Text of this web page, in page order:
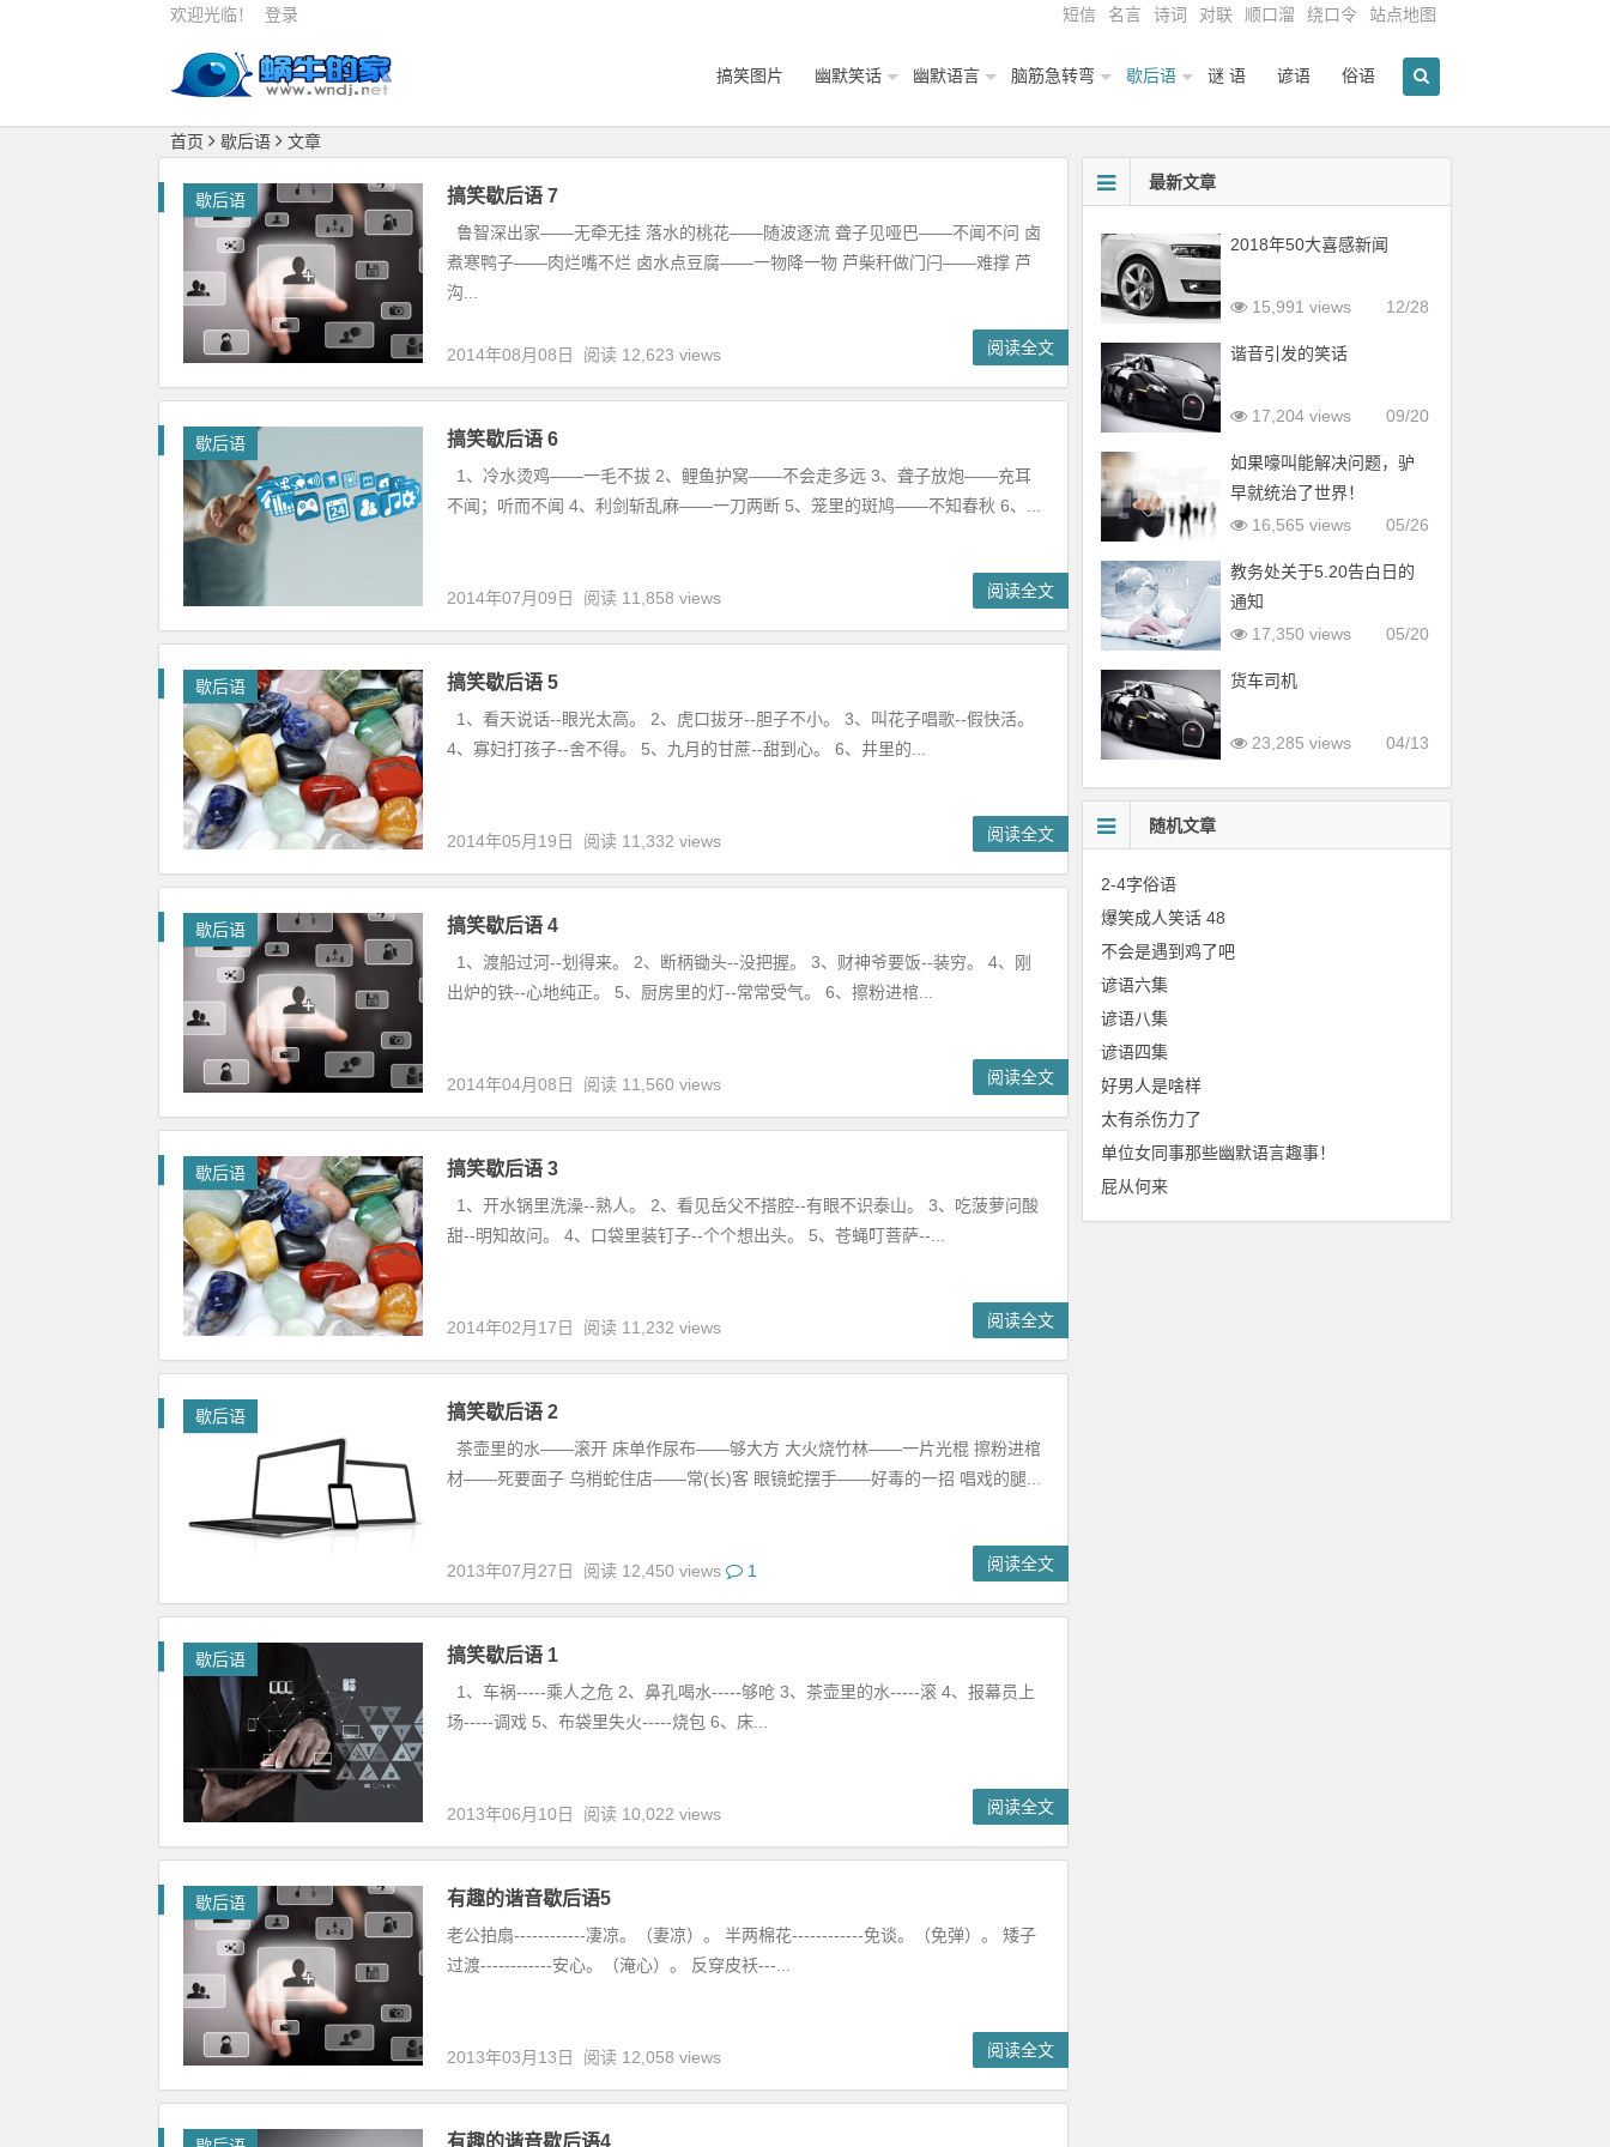
欢迎光临！ 登录 短信 名言 诗词 对联 顺口溜 绕口令 站点地图
搞笑图片 幽默笑话 幽默语言 脑筋急转弯 歇后语 谜 语 谚语 俗语
首页 歇后语 文章
歇后语 搞笑歇后语 7
鲁智深出家——无牵无挂 落水的桃花——随波逐流 聋子见哑巴——不闻不问 卤
煮寒鸭子——肉烂嘴不烂 卤水点豆腐——一物降一物 芦柴秆做门闩——难撑 芦
沟...
2014年08月08日 阅读 12,623 views 阅读全文
歇后语 搞笑歇后语 6
1、冷水烫鸡——一毛不拔 2、鲤鱼护窝——不会走多远 3、聋子放炮——充耳
不闻；听而不闻 4、利剑斩乱麻——一刀两断 5、笼里的斑鸠——不知春秋 6、...
2014年07月09日 阅读 11,858 views 阅读全文
歇后语 搞笑歇后语 5
1、看天说话--眼光太高。 2、虎口拔牙--胆子不小。 3、叫花子唱歌--假快活。
4、寡妇打孩子--舍不得。 5、九月的甘蔗--甜到心。 6、井里的...
2014年05月19日 阅读 11,332 views 阅读全文
歇后语 搞笑歇后语 4
1、渡船过河--划得来。 2、断柄锄头--没把握。 3、财神爷要饭--装穷。 4、刚
出炉的铁--心地纯正。 5、厨房里的灯--常常受气。 6、擦粉进棺...
2014年04月08日 阅读 11,560 views 阅读全文
歇后语 搞笑歇后语 3
1、开水锅里洗澡--熟人。 2、看见岳父不搭腔--有眼不识泰山。 3、吃菠萝问酸
甜--明知故问。 4、口袋里装钉子--个个想出头。 5、苍蝇叮菩萨--...
2014年02月17日 阅读 11,232 views 阅读全文
歇后语 搞笑歇后语 2
茶壶里的水——滚开 床单作尿布——够大方 大火烧竹林——一片光棍 擦粉进棺
材——死要面子 乌梢蛇住店——常(长)客 眼镜蛇摆手——好毒的一招 唱戏的腿...
2013年07月27日 阅读 12,450 views 1 阅读全文
歇后语 搞笑歇后语 1
1、车祸-----乘人之危 2、鼻孔喝水-----够呛 3、茶壶里的水-----滚 4、报幕员上
场-----调戏 5、布袋里失火-----烧包 6、床...
2013年06月10日 阅读 10,022 views 阅读全文
歇后语 有趣的谐音歇后语5
老公拍扇------------凄凉。（妻凉）。 半两棉花------------免谈。（免弹）。 矮子
过渡------------安心。（淹心）。 反穿皮袄---...
2013年03月13日 阅读 12,058 views 阅读全文
有趣的谐音歇后语4
最新文章
2018年50大喜感新闻
12/28
15,991 views
谐音引发的笑话
09/20
17,204 views
如果嚎叫能解决问题，驴
早就统治了世界！
05/26
16,565 views
教务处关于5.20告白日的
通知
05/20
17,350 views
货车司机
04/13
23,285 views
随机文章
2-4字俗语
爆笑成人笑话 48
不会是遇到鸡了吧
谚语六集
谚语八集
谚语四集
好男人是啥样
太有杀伤力了
单位女同事那些幽默语言趣事！
屁从何来